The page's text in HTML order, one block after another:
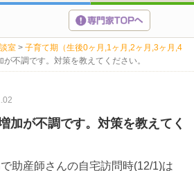
室 > 子育て期（生後0ヶ月,1ヶ月,2ヶ月,3ヶ月,4
不調です。対策を教えてください。
加が不調です。対策を教えてく
助産師さんの自宅訪問時(12/1)は